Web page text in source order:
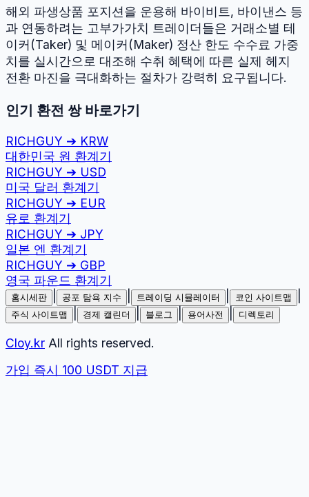
해외 파생상품 포지션을 운용해 바이비트, 바이낸스 등
과 연동하려는 고부가가치 트레이더들은 거래소별 테
이커(Taker) 및 메이커(Maker) 정산 한도 수수료 가중
치를 실시간으로 대조해 수취 혜택에 따른 실제 헤지
전환 마진을 극대화하는 절차가 강력히 요구됩니다.
인기 환전 쌍 바로가기
RICHGUY ➔ KRW
대한민국 원 환계기
RICHGUY ➔ USD
미국 달러 환계기
RICHGUY ➔ EUR
유로 환계기
RICHGUY ➔ JPY
일본 엔 환계기
RICHGUY ➔ GBP
영국 파운드 환계기
홈시세판 공포 탐욕 지수 트레이딩 시뮬레이터 코인 사이트맵
주식 사이트맵 경제 캘린더 블로그 용어사전 디렉토리
Cloy.kr All rights reserved.
가입 즉시 100 USDT 지급